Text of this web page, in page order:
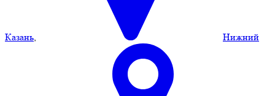
Казань, Нижний